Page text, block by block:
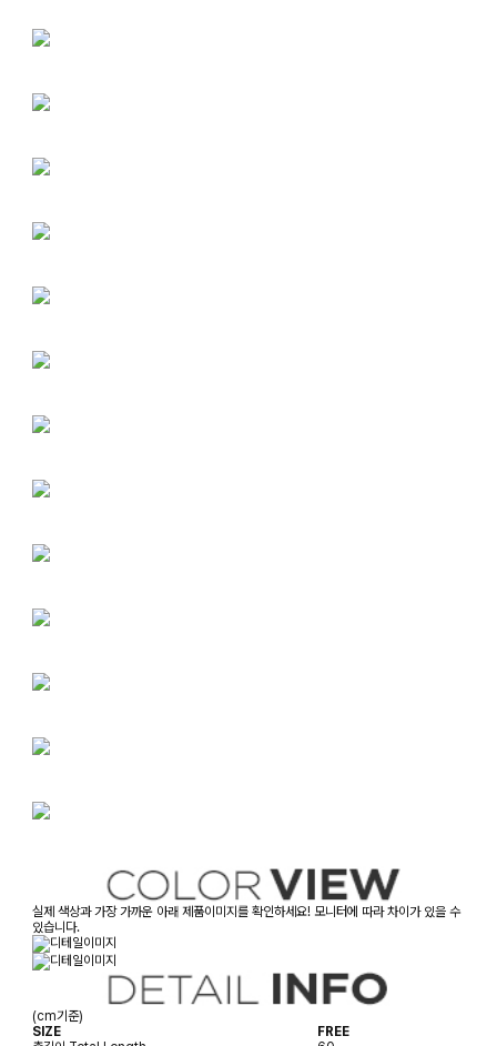
실제 색상과 가장 가까운 아래 제품이미지를 확인하세요! 모니터에 따라 차이가 있을 수
있습니다.
(cm기준)
SIZE
FREE